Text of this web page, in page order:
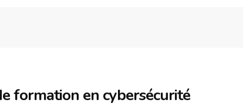
formation en cybersécurité